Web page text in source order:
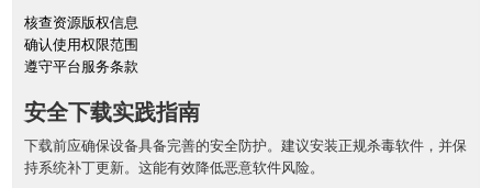
核查资源版权信息
确认使用权限范围
遵守平台服务条款
安全下载实践指南
下载前应确保设备具备完善的安全防护。建议安装正规杀毒软件，并保
持系统补丁更新。这能有效降低恶意软件风险。